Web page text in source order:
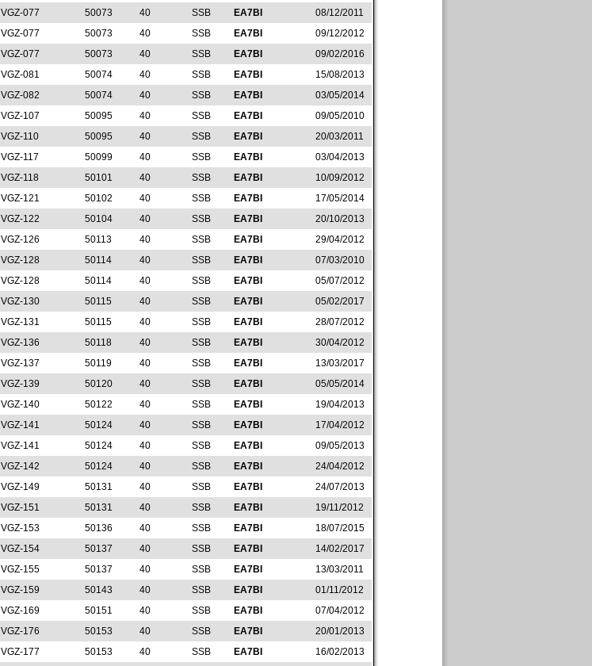
VGZ-077 50073 40 SSB EA7BI
08/12/2011
VGZ-077 50073 40 SSB EA7BI
09/12/2012
VGZ-077 50073 40 SSB EA7BI
09/02/2016
VGZ-081 50074 40 SSB EA7BI
15/08/2013
VGZ-082 50074 40 SSB EA7BI
03/05/2014
VGZ-107 50095 40 SSB EA7BI
09/05/2010
VGZ-110 50095 40 SSB EA7BI
20/03/2011
VGZ-117 50099 40 SSB EA7BI
03/04/2013
VGZ-118 50101 40 SSB EA7BI
10/09/2012
VGZ-121 50102 40 SSB EA7BI
17/05/2014
VGZ-122 50104 40 SSB EA7BI
20/10/2013
VGZ-126 50113 40 SSB EA7BI
29/04/2012
VGZ-128 50114 40 SSB EA7BI
07/03/2010
VGZ-128 50114 40 SSB EA7BI
05/07/2012
VGZ-130 50115 40 SSB EA7BI
05/02/2017
VGZ-131 50115 40 SSB EA7BI
28/07/2012
VGZ-136 50118 40 SSB EA7BI
30/04/2012
VGZ-137 50119 40 SSB EA7BI
13/03/2017
VGZ-139 50120 40 SSB EA7BI
05/05/2014
VGZ-140 50122 40 SSB EA7BI
19/04/2013
VGZ-141 50124 40 SSB EA7BI
17/04/2012
VGZ-141 50124 40 SSB EA7BI
09/05/2013
VGZ-142 50124 40 SSB EA7BI
24/04/2012
VGZ-149 50131 40 SSB EA7BI
24/07/2013
VGZ-151 50131 40 SSB EA7BI
19/11/2012
VGZ-153 50136 40 SSB EA7BI
18/07/2015
VGZ-154 50137 40 SSB EA7BI
14/02/2017
VGZ-155 50137 40 SSB EA7BI
13/03/2011
VGZ-159 50143 40 SSB EA7BI
01/11/2012
VGZ-169 50151 40 SSB EA7BI
07/04/2012
VGZ-176 50153 40 SSB EA7BI
20/01/2013
VGZ-177 50153 40 SSB EA7BI
16/02/2013